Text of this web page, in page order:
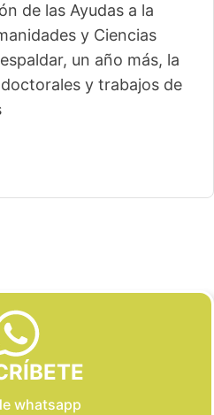
de las Ayudas a la
y Ciencias
un año más, la
y trabajos de
whatsapp